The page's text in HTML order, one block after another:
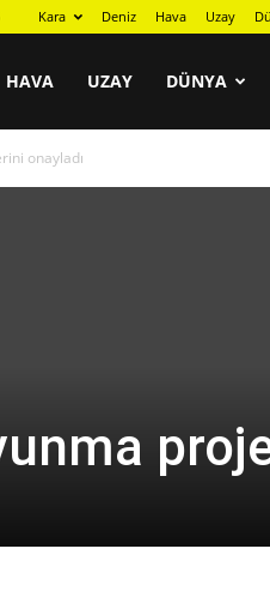
Kara Deniz Hava Uzay
HAVA UZAY DÜNYA
onayladı